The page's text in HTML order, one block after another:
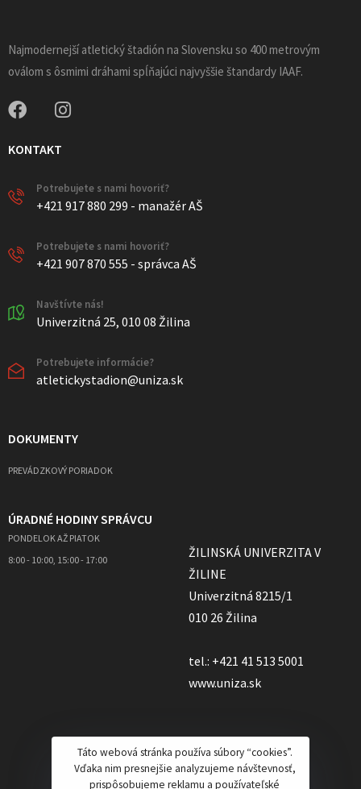
Najmodernejší atletický štadión na Slovensku so 400 metrovým
oválom s ôsmimi dráhami spĺňajúci najvyššie štandardy IAAF.
KONTAKT
Potrebujete s nami hovoriť?
+421 917 880 299 - manažér AŠ
Potrebujete s nami hovoriť?
+421 907 870 555 - správca AŠ
Navštívte nás!
Univerzitná 25, 010 08 Žilina
Potrebujete informácie?
atletickystadion@uniza.sk
DOKUMENTY
PREVÁDZKOVÝ PORIADOK
ÚRADNÉ HODINY SPRÁVCU
PONDELOK AŽ PIATOK
8:00 - 10:00, 15:00 - 17:00
ŽILINSKÁ UNIVERZITA V
ŽILINE
Univerzitná 8215/1
010 26 Žilina
tel.: +421 41 513 5001
www.uniza.sk
Táto webová stránka používa súbory “cookies”.
Vďaka nim presnejšie analyzujeme návštevnosť,
prispôsobujeme reklamu a používateľské